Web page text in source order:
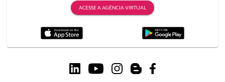
ACESSE A AGÊNCIA VIRTUAL